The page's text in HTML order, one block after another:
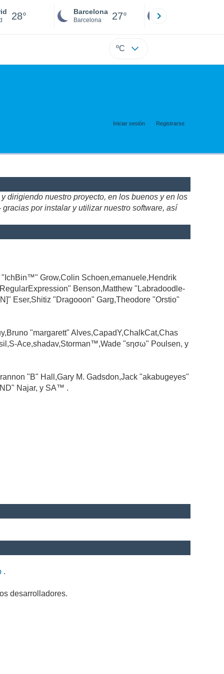
28° Barcelona
Barcelona 27°
ºC
Iniciar sesión Registrarse
dirigiendo nuestro proyecto, en los buenos y en los
por instalar y utilizar nuestro software, así
Grow,Colin Schoen,emanuele,Hendrik
Benson,Matthew "Labradoodle-
Eser,Shitiz "Dragooon" Garg,Theodore "Orstio"
"margarett" Alves,CapadY,ChalkCat,Chas
Ace,shadav,Storman™,Wade "sησω" Poulsen, y
"B" Hall,Gary M. Gadsdon,Jack "akabugeyes"
Najar, y SA™ .
.
desarrolladores.